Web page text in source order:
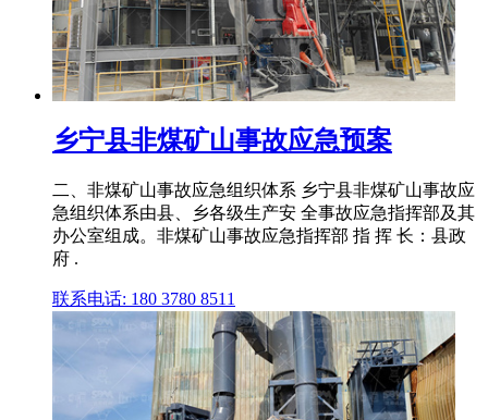
乡宁县非煤矿山事故应急预案
二、非煤矿山事故应急组织体系 乡宁县非煤矿山事故应
急组织体系由县、乡各级生产安 全事故应急指挥部及其
办公室组成。非煤矿山事故应急指挥部 指 挥 长：县政
府 .
联系电话: 180 3780 8511